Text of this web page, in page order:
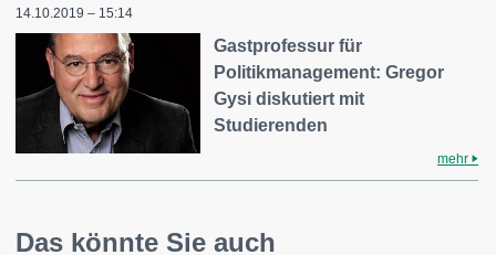
14.10.2019 – 15:14
Gastprofessur für
Politikmanagement: Gregor
Gysi diskutiert mit
Studierenden
mehr
Das könnte Sie auch